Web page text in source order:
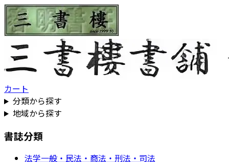
カート
分類から探す
地域から探す
書誌分類
法学一般・民法・商法・刑法・司法